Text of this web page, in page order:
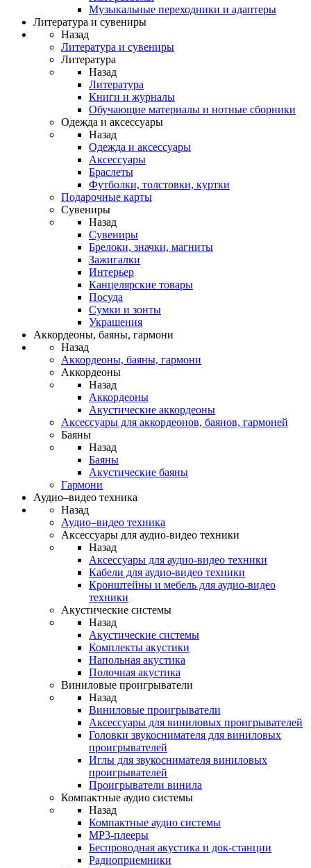
Музыкальные переходники и адаптеры
Литература и сувениры
Назад
Литература и сувениры
Литература
Назад
Литература
Книги и журналы
Обучающие материалы и нотные сборники
Одежда и аксессуары
Назад
Одежда и аксессуары
Аксессуары
Браслеты
Футболки, толстовки, куртки
Подарочные карты
Сувениры
Назад
Сувениры
Брелоки, значки, магниты
Зажигалки
Интерьер
Канцелярские товары
Посуда
Сумки и зонты
Украшения
Аккордеоны, баяны, гармони
Назад
Аккордеоны, баяны, гармони
Аккордеоны
Назад
Аккордеоны
Акустические аккордеоны
Аксессуары для аккордеонов, баянов, гармоней
Баяны
Назад
Баяны
Акустические баяны
Гармони
Аудио–видео техника
Назад
Аудио–видео техника
Аксессуары для аудио-видео техники
Назад
Аксессуары для аудио-видео техники
Кабели для аудио-видео техники
Кронштейны и мебель для аудио-видео
техники
Акустические системы
Назад
Акустические системы
Комплекты акустики
Напольная акустика
Полочная акустика
Виниловые проигрыватели
Назад
Виниловые проигрыватели
Аксессуары для виниловых проигрывателей
Головки звукоснимателя для виниловых
проигрывателей
Иглы для звукоснимателя виниловых
проигрывателей
Проигрыватели винила
Компактные аудио системы
Назад
Компактные аудио системы
MP3-плееры
Беспроводная акустика и док-станции
Радиоприемники